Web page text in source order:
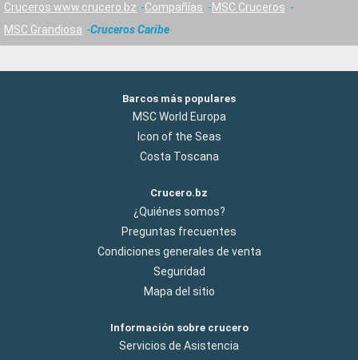
Cruceros www.crucero.bz Compañías
MSC Cruceros
MSC Grandiosa
Cruceros Caribe
Barcos más populares
MSC World Europa
Icon of the Seas
Costa Toscana
Crucero.bz
¿Quiénes somos?
Preguntas frecuentes
Condiciones generales de venta
Seguridad
Mapa del sitio
Información sobre crucero
Servicios de Asistencia